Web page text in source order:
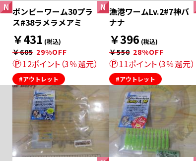
ボンビーワーム30プラ
ス#38ラメラメアミ
￥431 (税込)
￥605 29%OFF
12ポイント（3％還元）
#アウトレット
漁港ワームLv.2#7神バ
ナナ
￥396 (税込)
￥550 28%OFF
11ポイント（3％還元）
#アウトレット